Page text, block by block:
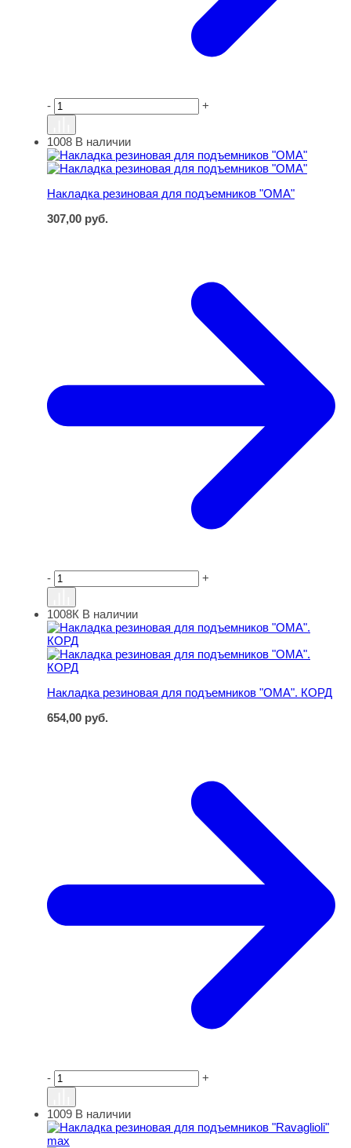
- +
Накладка резиновая для подъемников "ОМА"
1008 В наличии
Накладка резиновая для подъемников "ОМА"
307,00 руб.
- +
Накладка резиновая для подъемников "ОМА". КОРД
1008К В наличии
Накладка резиновая для подъемников "ОМА". КОРД
654,00 руб.
- +
Накладка резиновая для подъемников "Ravaglioli" max
1009 В наличии